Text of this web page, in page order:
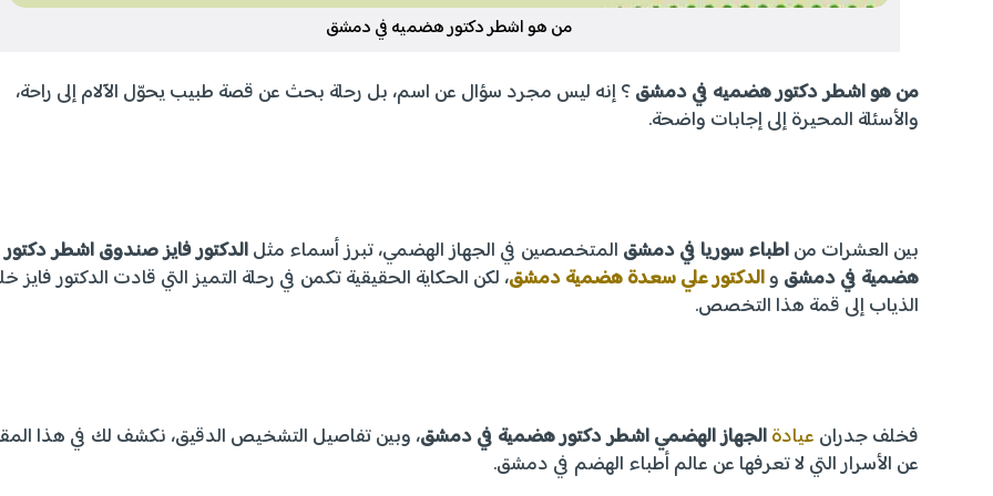
من هو اشطر دكتور هضميه في دمشق
من هو اشطر دكتور هضميه في دمشق؟ إنه ليس مجرد سؤال عن اسم، بل رحلة بحث عن قصة طبيب يحوّل الآلام إلى راحة،
والأسئلة المحيرة إلى إجابات واضحة.
بين العشرات مناطباء سوريا في دمشق المتخصصين في الجهاز الهضمي، تبرز أسماء مثلالدكتور فايز صندوق اشطر دكتور
هضمية في دمشق والدكتور علي سعدة هضمية دمشق، لكن الحكاية الحقيقية تكمن في رحلة التميز التي قادت الدكتور فايز
الذياب إلى قمة هذا التخصص.
فخلف جدران عيادةالجهاز الهضمي اشطر دكتور هضمية في دمشق، وبين تفاصيل التشخيص الدقيق، نكشف لك في هذا
عن الأسرار التي لا تعرفها عن عالم أطباء الهضم في دمشق.